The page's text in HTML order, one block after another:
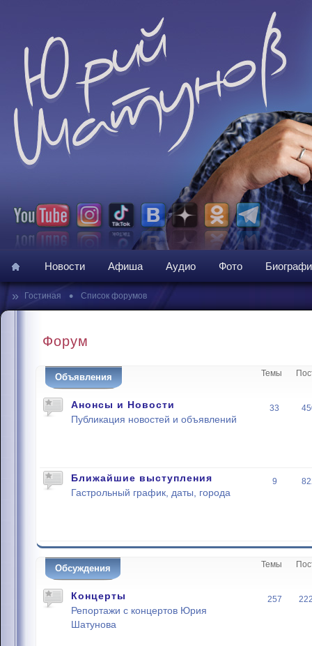
Новости Афиша Аудио Фото
» Гостиная • Список форумов
Форум
Объявления Темы
Анонсы и Новости
Публикация новостей и объявлений
33
Ближайшие выступления
Гастрольный график, даты, города
9
Обсуждения Темы
Концерты
Репортажи с концертов Юрия
Шатунова
257